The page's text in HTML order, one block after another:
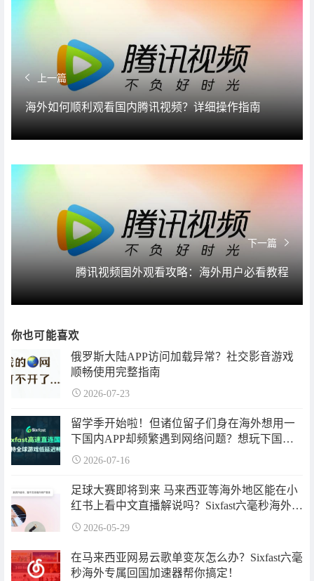
上一篇
海外如何顺利观看国内腾讯视频？详细操作指南
下一篇
腾讯视频国外观看攻略：海外用户必看教程
你也可能喜欢
俄罗斯大陆APP访问加载异常？社交影音游戏
顺畅使用完整指南
2026-07-23
留学季开始啦！但诸位留子们身在海外想用一
下国内APP却频繁遇到网络问题？想玩下国服
游戏却频繁被延迟困扰？不用担心，Sixfast六毫
2026-07-16
足球大赛即将到来 马来西亚等海外地区能在小
红书上看中文直播解说吗？Sixfast六毫秒海外专
属回国加速器帮你搞定！
2026-05-29
在马来西亚网易云歌单变灰怎么办？Sixfast六毫
秒海外专属回国加速器帮你搞定！